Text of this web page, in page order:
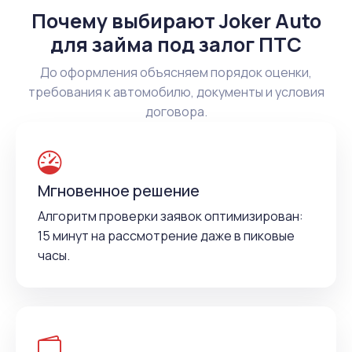
Почему выбирают Joker Auto
для займа под залог ПТС
До оформления объясняем порядок оценки,
требования к автомобилю, документы и условия
договора.
Мгновенное решение
Алгоритм проверки заявок оптимизирован:
15 минут на рассмотрение даже в пиковые
часы.